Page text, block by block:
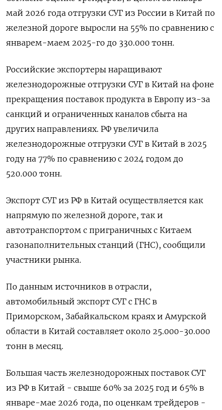
май 2026 года отгрузки СУГ из России в Китай по
железной дороге выросли на 55% по сравнению с ​
январем-маем 2025-го до 330.000 тонн.
Российские экспортеры наращивают
железнодорожные отгрузки СУГ в Китай на фоне
прекращения поставок продукта в ‌Европу из-за
санкций и ограниченных каналов сбыта на
других направлениях. РФ увеличила
железнодорожные отгрузки СУГ в Китай в 2025
году ​на 77% по сравнению с 2024 годом до
520.000 тонн.
Экспорт СУГ из РФ в Китай осуществляется как
напрямую по железной ‌дороге, так и
автотранспортом с приграничных с Китаем
газонаполнительных станций (ГНС), сообщили
участники рынка.
По данным источников в отрасли,
автомобильный экспорт СУГ с ГНС в
Приморском, Забайкальском краях и Амурской
области в Китай составляет около 25.000-30.000
тонн в ​месяц.
Большая часть железнодорожных поставок СУГ ​
из РФ в Китай - свыше 60% ‌за 2025 год и 65% в
январе-мае 2026 года, по оценкам трейдеров -